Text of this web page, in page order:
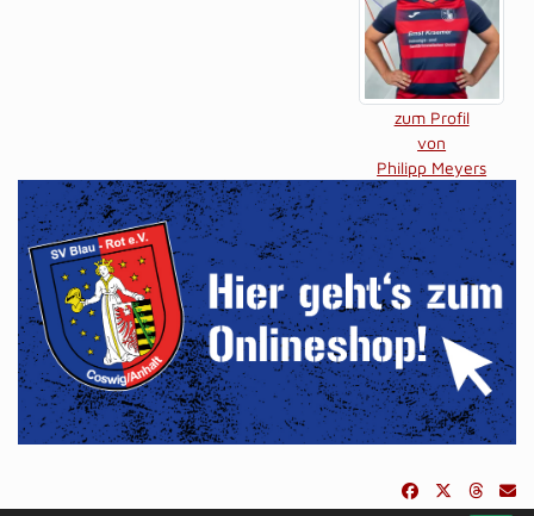
zum Profil
von
Philipp Meyers